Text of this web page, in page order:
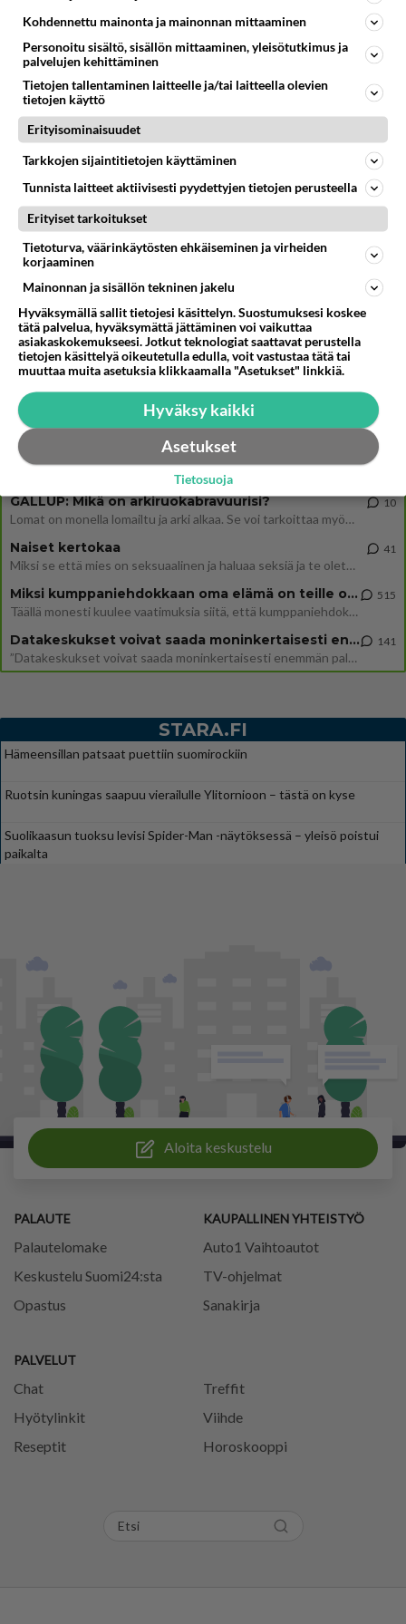
Martinan bisneksillä ei mene hyvin
https://www.iltalehti.fi/viihdeuutiset/a/c46da6ab-340f-4790-aaa7-0865eed2336 Yrityksen konkurssihakemus on tullut kärä
152
2 km on nykyään liian pitkä koulumatka 55
Miesten tuijotus
Mutta mies vain tuijottaa, siinä vaiheessa käännän itse pään pois. Mikä juttu? Yleensä jos joku tuijottaa tai katsoo, hä
SUOMI24 VIIHDE
Muistatko? Kädestä suuhun elävä Satu sai jättimäisen rahasalkun
Henry-miljonääriltä
Tänä iltana tv:ssä - Vuoden 1992 katsotuin kotimainen elokuva
Kun yksi kauhallinen ei riitä... Tämä helppo arkiruoka ei jää syömättä!
Osallistu keskusteluun
GALLUP: Mikä on arkiruokabravuurisi?
Lomat on monella lomailtu ja arki alkaa. Se voi tarkoittaa myös sitä, että grillailut on grillattu ja palataan arjen ruo
10
Naiset kertokaa
Miksi se että mies on seksuaalinen ja haluaa seksiä ja te olette hänen mielestänne haluttava on vastenmielistä? Mikä sii
41
Miksi kumppaniehdokkaan oma elämä on teille ongelma?
Täällä monesti kuulee vaatimuksia siitä, että kumppaniehdokkaalla ei saisi olla lemmikkejä, lapsia, kavereita, eksiä, su
515
Datakeskukset voivat saada moninkertaisesti enemmän palautuksia kuin mitä ne maksavat veroja
”Datakeskukset voivat saada moninkertaisesti enemmän palautuksia kuin mitä ne maksavat veroja”, sanoo professori Jussi K
141
STARA.FI
Hämeensillan patsaat puettiin suomirockiin
Ruotsin kuningas saapuu vierailulle Ylitornioon – tästä on kyse
Suolikaasun tuoksu levisi Spider-Man -näytöksessä – yleisö poistui
paikalta
Aloita keskustelu
PALAUTE
Palautelomake
Keskustelu Suomi24:sta
Opastus
PALVELUT
Chat
Treffit
Hyötylinkit
Viihde
Reseptit
Horoskooppi
KAUPALLINEN YHTEISTYÖ
Auto1 Vaihtoautot
TV-ohjelmat
Sanakirja
Kohdennettu mainonta ja mainonnan mittaaminen
Personoitu sisältö, sisällön mittaaminen, yleisötutkimus ja
palvelujen kehittäminen
Tietojen tallentaminen laitteelle ja/tai laitteella olevien
tietojen käyttö
Erityisominaisuudet
Tarkkojen sijaintitietojen käyttäminen
Tunnista laitteet aktiivisesti pyydettyjen tietojen perusteella
Erityiset tarkoitukset
Tietoturva, väärinkäytösten ehkäiseminen ja virheiden
korjaaminen
Mainonnan ja sisällön tekninen jakelu
Hyväksymällä sallit tietojesi käsittelyn. Suostumuksesi koskee
tätä palvelua, hyväksymättä jättäminen voi vaikuttaa
asiakaskokemukseesi. Jotkut teknologiat saattavat perustella
tietojen käsittelyä oikeutetulla edulla, voit vastustaa tätä tai
muuttaa muita asetuksia klikkaamalla "Asetukset" linkkiä.
Hyväksy kaikki
Asetukset
Tietosuoja